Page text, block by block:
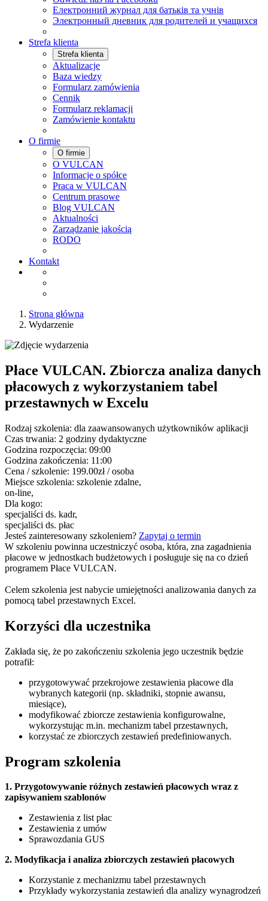
Електронний журнал для батьків та учнів
Электронный дневник для родителей и учащихся
Strefa klienta
Strefa klienta
Aktualizacje
Baza wiedzy
Formularz zamówienia
Cennik
Formularz reklamacji
Zamówienie kontaktu
O firmie
O firmie
O VULCAN
Informacje o spółce
Praca w VULCAN
Centrum prasowe
Blog VULCAN
Aktualności
Zarządzanie jakością
RODO
Kontakt
Strona główna
Wydarzenie
Płace VULCAN. Zbiorcza analiza danych
płacowych z wykorzystaniem tabel
przestawnych w Excelu
Rodzaj szkolenia: dla zaawansowanych użytkowników aplikacji
Czas trwania: 2 godziny dydaktyczne
Godzina rozpoczęcia: 09:00
Godzina zakończenia: 11:00
Cena / szkolenie: 199.00zł / osoba
Miejsce szkolenia: szkolenie zdalne,
on-line,
Dla kogo:
specjaliści ds. kadr,
specjaliści ds. płac
Jesteś zainteresowany szkoleniem? Zapytaj o termin
W szkoleniu powinna uczestniczyć osoba, która, zna zagadnienia
płacowe w jednostkach budżetowych i posługuje się na co dzień
programem Płace VULCAN.
Celem szkolenia jest nabycie umiejętności analizowania danych za
pomocą tabel przestawnych Excel.
Korzyści dla uczestnika
Zakłada się, że po zakończeniu szkolenia jego uczestnik będzie
potrafił:
przygotowywać przekrojowe zestawienia płacowe dla
wybranych kategorii (np. składniki, stopnie awansu,
miesiące),
modyfikować zbiorcze zestawienia konfigurowalne,
wykorzystując m.in. mechanizm tabel przestawnych,
korzystać ze zbiorczych zestawień predefiniowanych.
Program szkolenia
1. Przygotowywanie różnych zestawień płacowych wraz z
zapisywaniem szablonów
Zestawienia z list płac
Zestawienia z umów
Sprawozdania GUS
2. Modyfikacja i analiza zbiorczych zestawień płacowych
Korzystanie z mechanizmu tabel przestawnych
Przykłady wykorzystania zestawień dla analizy wynagrodzeń